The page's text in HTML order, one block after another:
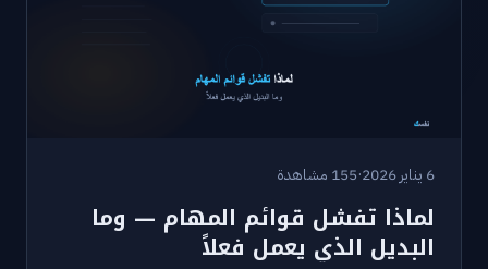
6 يناير 2026 ·155 مشاهدة
لماذا تفشل قوائم المهام — وما
البديل الذي يعمل فعلاً